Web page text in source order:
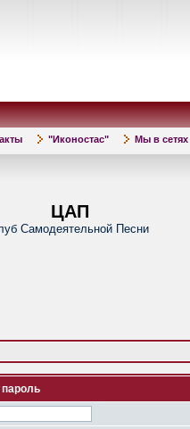
"Иконостас" Мы в сетях
ЦАП
Самодеятельной Песни